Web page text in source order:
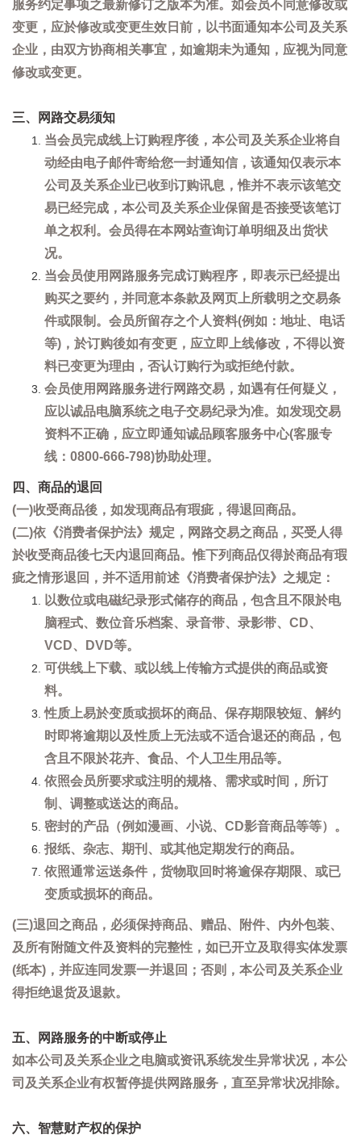
服务约定事项之最新修订之版本为准。如会员不同意修改或
变更，应於修改或变更生效日前，以书面通知本公司及关系
企业，由双方协商相关事宜，如逾期未为通知，应视为同意
修改或变更。
三、网路交易须知
当会员完成线上订购程序後，本公司及关系企业将自
动经由电子邮件寄给您一封通知信，该通知仅表示本
公司及关系企业已收到订购讯息，惟并不表示该笔交
易已经完成，本公司及关系企业保留是否接受该笔订
单之权利。会员得在本网站查询订单明细及出货状
况。
当会员使用网路服务完成订购程序，即表示已经提出
购买之要约，并同意本条款及网页上所载明之交易条
件或限制。会员所留存之个人资料(例如：地址、电话
等)，於订购後如有变更，应立即上线修改，不得以资
料已变更为理由，否认订购行为或拒绝付款。
会员使用网路服务进行网路交易，如遇有任何疑义，
应以诚品电脑系统之电子交易纪录为准。如发现交易
资料不正确，应立即通知诚品顾客服务中心(客服专
线：0800-666-798)协助处理。
四、商品的退回
(一)收受商品後，如发现商品有瑕疵，得退回商品。
(二)依《消费者保护法》规定，网路交易之商品，买受人得
於收受商品後七天内退回商品。惟下列商品仅得於商品有瑕
疵之情形退回，并不适用前述《消费者保护法》之规定：
以数位或电磁纪录形式储存的商品，包含且不限於电
脑程式、数位音乐档案、录音带、录影带、CD、
VCD、DVD等。
可供线上下载、或以线上传输方式提供的商品或资
料。
性质上易於变质或损坏的商品、保存期限较短、解约
时即将逾期以及性质上无法或不适合退还的商品，包
含且不限於花卉、食品、个人卫生用品等。
依照会员所要求或注明的规格、需求或时间，所订
制、调整或送达的商品。
密封的产品（例如漫画、小说、CD影音商品等等）。
报纸、杂志、期刊、或其他定期发行的商品。
依照通常运送条件，货物取回时将逾保存期限、或已
变质或损坏的商品。
(三)退回之商品，必须保持商品、赠品、附件、内外包装、
及所有附随文件及资料的完整性，如已开立及取得实体发票
(纸本)，并应连同发票一并退回；否则，本公司及关系企业
得拒绝退货及退款。
五、网路服务的中断或停止
如本公司及关系企业之电脑或资讯系统发生异常状况，本公
司及关系企业有权暂停提供网路服务，直至异常状况排除。
六、智慧财产权的保护